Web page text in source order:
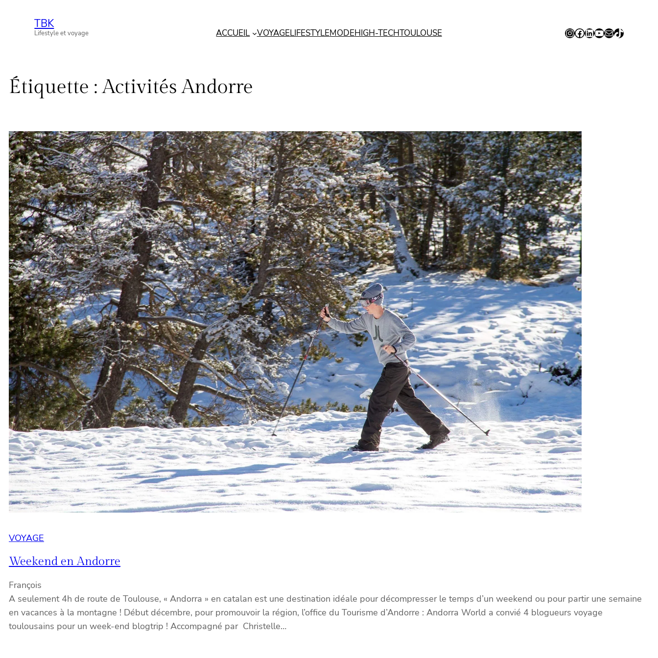
contenu
TBK
Lifestyle et voyage ACCUEIL VOYAGELIFESTYLEMODEHIGH-TECHTOULOUSE InstagramFacebook LinkedIn YouTube E-mail TikTok
Étiquette :Activités Andorre
VOYAGE
Weekend en Andorre
François
A seulement 4h de route de Toulouse, « Andorra » en catalan est une destination idéale pour décompresser le temps d’un weekend ou pour partir une semaine
en vacances à la montagne ! Début décembre, pour promouvoir la région, l’office du Tourisme d’Andorre : Andorra World a convié 4 blogueurs voyage
toulousains pour un week-end blogtrip ! Accompagné par Christelle…